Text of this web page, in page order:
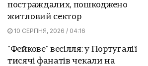
постраждалих, пошкоджено
житловий сектор
10 СЕРПНЯ, 2026 / 04:16
"Фейкове" весілля: у Португалії
тисячі фанатів чекали на